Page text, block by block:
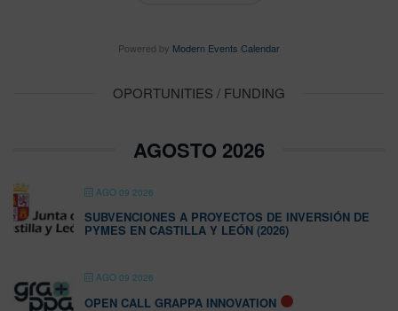
Powered by Modern Events Calendar
OPORTUNITIES / FUNDING
AGOSTO 2026
AGO 09 2026
SUBVENCIONES A PROYECTOS DE INVERSIÓN DE
PYMES EN CASTILLA Y LEÓN (2026)
AGO 09 2026
OPEN CALL GRAPPA INNOVATION